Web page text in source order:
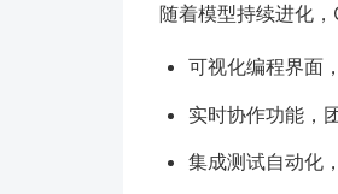
随着模型持续进化
可视化编程界面
实时协作功能，
集成测试自动化